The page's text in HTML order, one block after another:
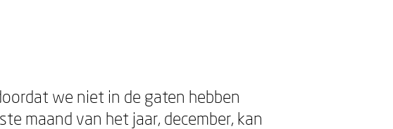
we niet in de gaten hebben
maand van het jaar, december, kan